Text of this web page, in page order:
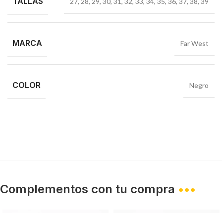
MARCA Far West
COLOR Negro
Complementos con tu compra •••